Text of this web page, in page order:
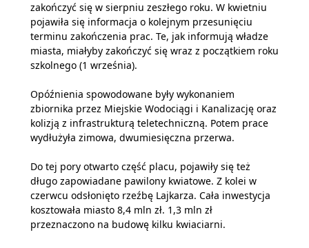
zakończyć się w sierpniu zeszłego roku. W kwietniu
pojawiła się informacja o kolejnym przesunięciu
terminu zakończenia prac. Te, jak informują władze
miasta, miałyby zakończyć się wraz z początkiem roku
szkolnego (1 września).
Opóźnienia spowodowane były wykonaniem
zbiornika przez Miejskie Wodociągi i Kanalizację oraz
kolizją z infrastrukturą teletechniczną. Potem prace
wydłużyła zimowa, dwumiesięczna przerwa.
Do tej pory otwarto część placu, pojawiły się też
długo zapowiadane pawilony kwiatowe. Z kolei w
czerwcu odsłonięto rzeźbę Lajkarza. Cała inwestycja
kosztowała miasto 8,4 mln zł. 1,3 mln zł
przeznaczono na budowę kilku kwiaciarni.